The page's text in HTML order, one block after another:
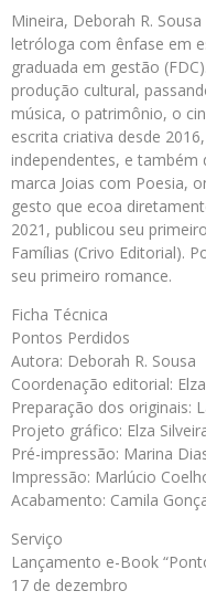
Mineira, Deborah R.
letróloga com ênfase em
graduada em gestão
produção cultural,
música, o patrimônio, o
escrita criativa desde
independentes, e também
marca Joias com Poesia,
gesto que ecoa
2021, publicou seu
Famílias (Crivo Editorial).
seu primeiro romance.
Ficha Técnica
Pontos Perdidos
Autora: Deborah R. Sousa
Coordenação editorial:
Preparação dos originais:
Projeto gráfico: Elza
Pré-impressão: Marina
Impressão: Marlúcio
Acabamento: Camila
Serviço
Lançamento e-Book
17 de dezembro